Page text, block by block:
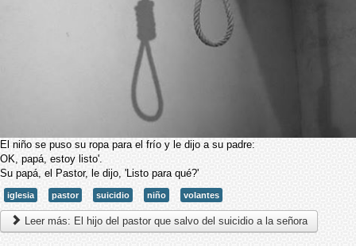
El niño se puso su ropa para el frío y le dijo a su padre:
OK, papá, estoy listo'.
Su papá, el Pastor, le dijo, 'Listo para qué?'
iglesia pastor suicidio niño volantes
Leer más: El hijo del pastor que salvo del suicidio a la señora